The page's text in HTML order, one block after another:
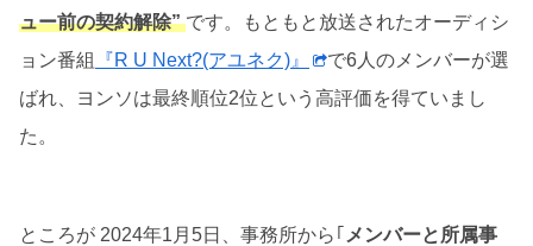
ュー前の契約解除” です。もともと放送されたオーディシ
ョン番組
『R U Next?(アユネク)』
で6人のメンバーが選
ばれ、ヨンソは最終順位2位という高評価を得ていまし
た。
ところが 2024年1月5日、事務所から｢ メンバーと所属事